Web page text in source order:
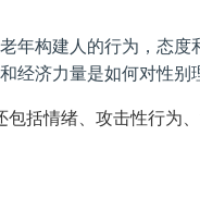
年构建人的行为，态度
经济力量是如何对性别
括情绪、攻击性行为